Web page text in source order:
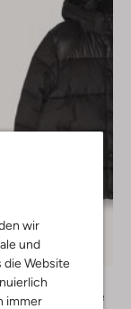
wir
und
die Website
immer
Tommy Hilfiger
Wattierte Jacke